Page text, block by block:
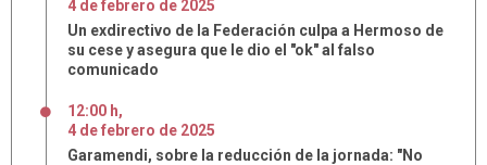
4 defebrero de 2025
Un exdirectivo de la Federación culpa a Hermoso de
su cese y asegura que le dio el "ok" al falso
comunicado
12:00 h,
4 defebrero de 2025
Garamendi, sobre la reducción de la jornada: "No